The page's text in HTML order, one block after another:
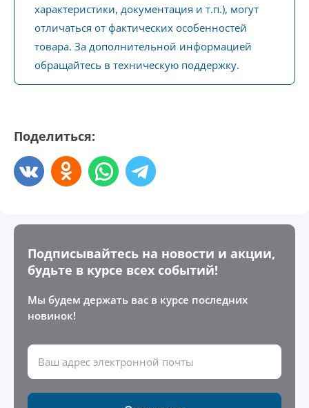
характеристики, документация и т.п.), могут
отличаться от фактических особенностей
товара. За дополнительной информацией
обращайтесь в техническую поддержку.
Поделиться:
Подписывайтесь на новости и акции,
будьте в курсе всех событий!
Мы будем держать вас в курсе последних
новинок!